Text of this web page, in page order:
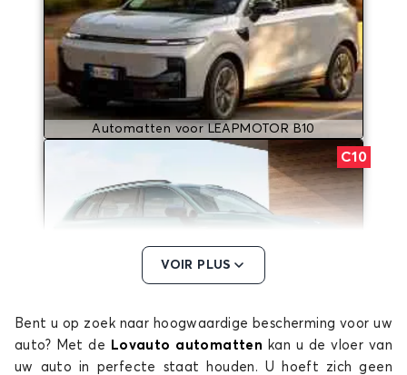
Automatten voor LEAPMOTOR B10
C10
Automatten voor LEAPMOTOR C10
T03
VOIR PLUS
Bent u op zoek naar hoogwaardige bescherming voor uw
auto? Met de
Lovauto automatten kan u de vloer van
uw auto in perfecte staat houden. U hoeft zich geen